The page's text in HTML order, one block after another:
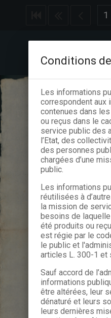
Conditions
Les informations
correspondent aux
contenues dans
ou reçus dans le
service public des
l’Etat, des
des personnes
chargées d’une
public.
Les informations
réutilisées à
la mission de
besoins de
été produits ou
est régie par le
le public et
articles L. 300-1 et
Sauf accord de
informations
être altérées, leur
dénaturé et leurs
leurs dernières